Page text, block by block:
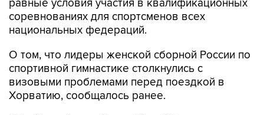
национальных федераций.
О том, что лидеры женской сборной России по
визовыми проблемами перед поездкой в
Хорватию, сообщалось ранее.
ЧЕ в Загребе пройдет с 13 по 23 августа и